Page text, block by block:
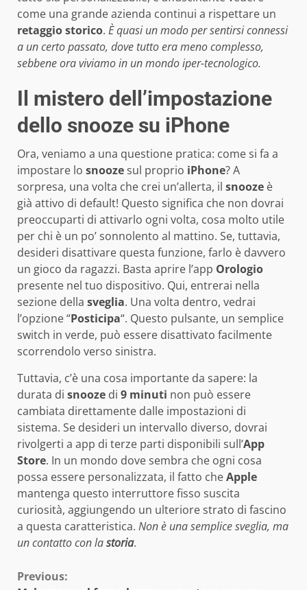
come una grande azienda continui a rispettare un
retaggio storico. È quasi un modo per sentirsi connessi
a un certo passato, dove tutto era meno complesso,
sebbene ora viviamo in un mondo iper-tecnologico.
Il mistero dell’impostazione
dello snooze su iPhone
Ora, veniamo a una questione pratica: come si fa a
impostare lo snoozesul proprio iPhone? A
sorpresa, una volta che crei un’allerta, il snooze è
già attivo di default! Questo significa che non dovrai
preoccuparti di attivarlo ogni volta, cosa molto utile
per chi è un po’ sonnolento al mattino. Se, tuttavia,
desideri disattivare questa funzione, farlo è davvero
un gioco da ragazzi. Basta aprire l’app Orologio
presente nel tuo dispositivo. Qui, entrerai nella
sezione della sveglia. Una volta dentro, vedrai
l’opzione “Posticipa“. Questo pulsante, un semplice
switch in verde, può essere disattivato facilmente
scorrendolo verso sinistra.
Tuttavia, c’è una cosa importante da sapere: la
durata di snooze di 9 minuti non può essere
cambiata direttamente dalle impostazioni di
sistema. Se desideri un intervallo diverso, dovrai
rivolgerti a app di terze parti disponibili sull’App
Store. In un mondo dove sembra che ogni cosa
possa essere personalizzata, il fatto cheApple
mantenga questo interruttore fisso suscita
curiosità, aggiungendo un ulteriore strato di fascino
a questa caratteristica. Non è una semplice sveglia, ma
un contatto con lastoria.
Continue
Previous: